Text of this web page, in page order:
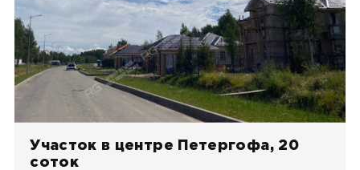
Участок в центре Петергофа, 20
соток